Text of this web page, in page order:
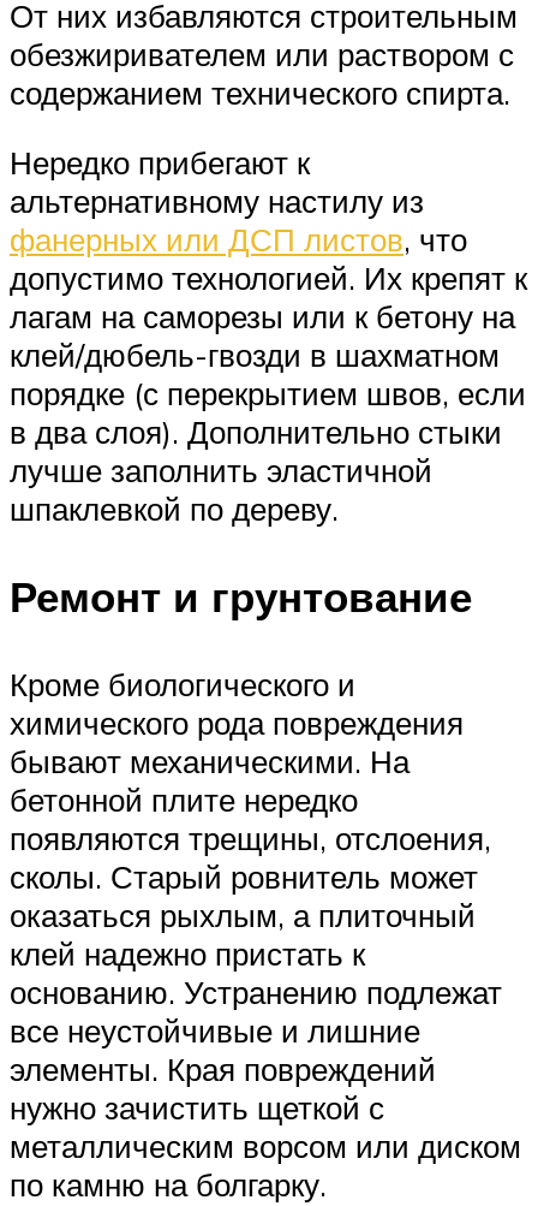
От них избавляются строительным
обезжиривателем или раствором с
содержанием технического спирта.
Нередко прибегают к
альтернативному настилу из
фанерных или ДСП листов, что
допустимо технологией. Их крепят к
лагам на саморезы или к бетону на
клей/дюбель-гвозди в шахматном
порядке (с перекрытием швов, если
в два слоя). Дополнительно стыки
лучше заполнить эластичной
шпаклевкой по дереву.
Ремонт и грунтование
Кроме биологического и
химического рода повреждения
бывают механическими. На
бетонной плите нередко
появляются трещины, отслоения,
сколы. Старый ровнитель может
оказаться рыхлым, а плиточный
клей надежно пристать к
основанию. Устранению подлежат
все неустойчивые и лишние
элементы. Края повреждений
нужно зачистить щеткой с
металлическим ворсом или диском
по камню на болгарку.